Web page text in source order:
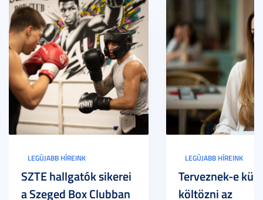
LEGÚJABB HÍREINK
SZTE hallgatók sikerei
a Szeged Box Clubban
LEGÚJABB HÍREINK
Terveznek-e
költözni az